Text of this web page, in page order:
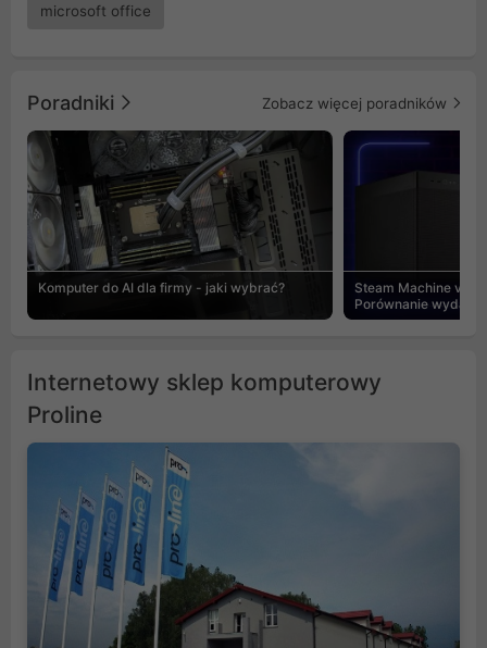
microsoft office
Poradniki Zobacz więcej poradników
Komputer do AI dla firmy - jaki wybrać?
Steam Machine vs
Porównanie
Internetowy sklep komputerowy
Proline